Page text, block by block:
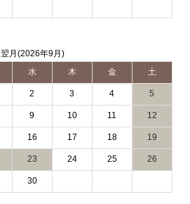
翌月(2026年9月)
水 木 金 土
2 3 4 5
9 10 11 12
16 17 18 19
23 24 25 26
30